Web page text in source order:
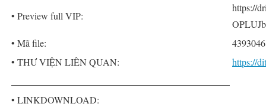
• Preview full VIP:
https://
• Mã file:
• THƯ VIỆN LIÊN QUAN:
https://
• LINKDOWNLOAD: